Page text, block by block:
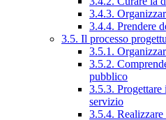
3.4.3.
3.4.4. Prendere
3.5. Il processo
3.5.1.
3.5.2.
pubblico
3.5.3. Progettare
servizio
3.5.4.